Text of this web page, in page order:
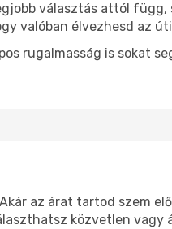
választás attól függ,
valóban élvezhesd az
rugalmasság is sokat
az árat tartod szem
közvetlen vagy